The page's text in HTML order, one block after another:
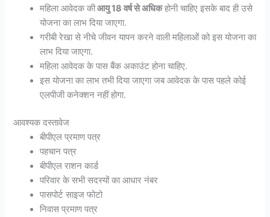
महिला आवेदक कीआयु 18 वर्ष से अधिकहोनी चाहिए इसके बाद ही उसे
योजना का लाभ दिया जाएगा.
गरीबी रेखा से नीचे जीवन यापन करने वाली महिलाओं को इस योजना का
लाभ दिया जाएगा.
महिला आवेदक के पास बैंक अकाउंट होना चाहिए.
इस योजना का लाभ तभी दिया जाएगा जब आवेदक के पास पहले कोई
एलपीजी कनेक्शन नहीं होगा.
आवश्यक दस्तावेज
बीपीएल प्रमाण पत्र
पहचान पत्र
बीपीएल राशन कार्ड
परिवार के सभी सदस्यों का आधार नंबर
पासपोर्ट साइज फोटो
निवास प्रमाण पत्र